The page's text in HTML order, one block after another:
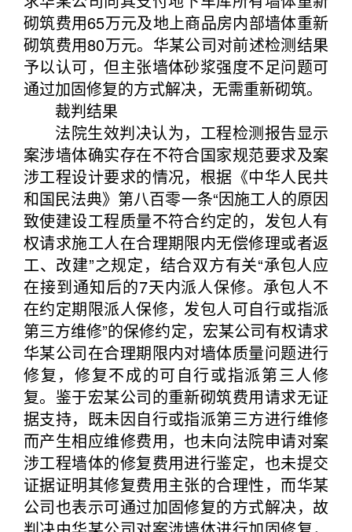
砌筑费用65万元及地上商品房内部墙体重新
砌筑费用80万元。华某公司对前述检测结果
予以认可，但主张墙体砂浆强度不足问题可
通过加固修复的方式解决，无需重新砌筑。
裁判结果
法院生效判决认为，工程检测报告显示
案涉墙体确实存在不符合国家规范要求及案
涉工程设计要求的情况，根据《中华人民共
和国民法典》第八百零一条“因施工人的原因
致使建设工程质量不符合约定的，发包人有
权请求施工人在合理期限内无偿修理或者返
工、改建”之规定，结合双方有关“承包人应
在接到通知后的7天内派人保修。承包人不
在约定期限派人保修，发包人可自行或指派
第三方维修”的保修约定，宏某公司有权请求
华某公司在合理期限内对墙体质量问题进行
修复，修复不成的可自行或指派第三人修
复。鉴于宏某公司的重新砌筑费用请求无证
据支持，既未因自行或指派第三方进行维修
而产生相应维修费用，也未向法院申请对案
涉工程墙体的修复费用进行鉴定，也未提交
证据证明其修复费用主张的合理性，而华某
公司也表示可通过加固修复的方式解决，故